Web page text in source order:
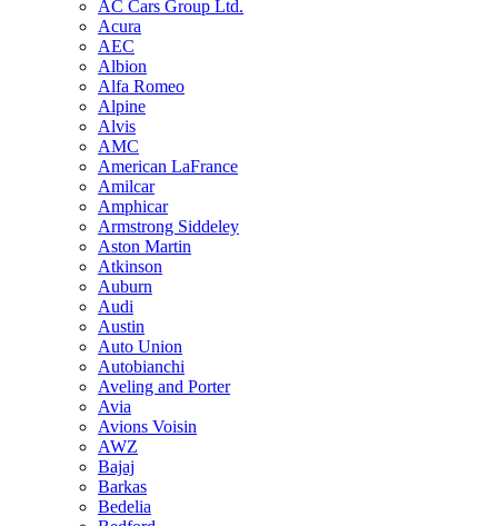
AC Cars Group Ltd.
Acura
AEC
Albion
Alfa Romeo
Alpine
Alvis
AMC
American LaFrance
Amilcar
Amphicar
Armstrong Siddeley
Aston Martin
Atkinson
Auburn
Audi
Austin
Auto Union
Autobianchi
Aveling and Porter
Avia
Avions Voisin
AWZ
Bajaj
Barkas
Bedelia